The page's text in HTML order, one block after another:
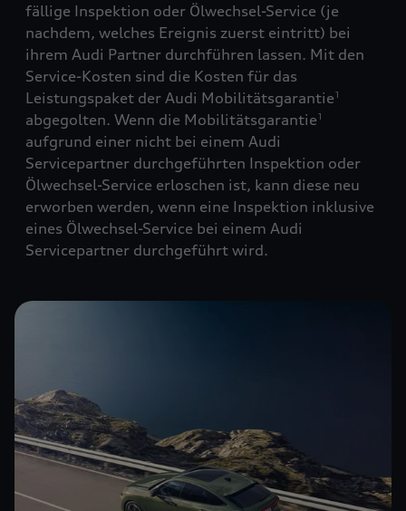
fällige Inspektion oder Ölwechsel-Service (je
nachdem, welches Ereignis zuerst eintritt) bei
ihrem Audi Partner durchführen lassen. Mit den
Service-Kosten sind die Kosten für das
Leistungspaket der Audi Mobilitätsgarantie1
abgegolten. Wenn die Mobilitätsgarantie1
aufgrund einer nicht bei einem Audi
Servicepartner durchgeführten Inspektion oder
Ölwechsel-Service erloschen ist, kann diese neu
erworben werden, wenn eine Inspektion inklusive
eines Ölwechsel-Service bei einem Audi
Servicepartner durchgeführt wird.